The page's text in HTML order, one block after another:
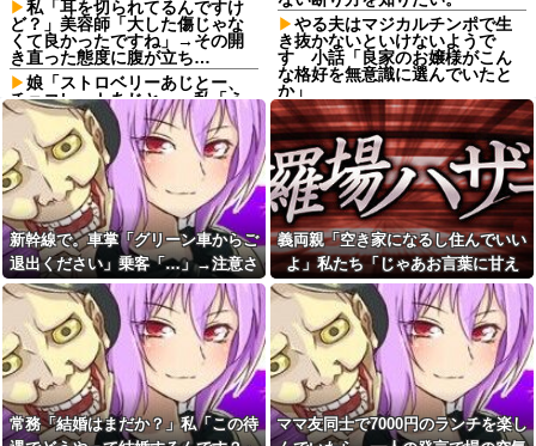
私「耳を切られてるんですけ
ど？」美容師「大した傷じゃな
くて良かったですね」→その開
き直った態度に腹が立ち…
娘「ストロベリーあじとー、
チョコレートあじとー」私「え
っ、それもう一回言って？」→
娘の読み方を聞いて思わず混乱
してしまい…
嫁「こんなところで何してる
の？」俺「いや、その…」→ウ
ワキ相手と一緒のところを見ら
れ、最悪の修羅場になって…
父「もう働けない…」母「私
が頑張るから」→借金で崩れた
家族を支えるため、私も働くこ
とになって…
姉と叔父宅へ避難後、母にな
ぜ私たちに厳しかったのか尋ね
た。すると「本当は世の中は辛
くて厳しいものなんだ」と教え
たかったと言われ…
ワイ手取り15万正社員→副業
でウーバーやってるんやが金が
やる夫はマジカルチンポで生
き抜かないといけないようで
す 小話「良家のお嬢様がこん
な格好を無意識に選んでいたと
か」
【悲報】お弁当屋さん、消費
税が下がっても値段据え置き
【画像】ボスJK、撮られるｗ
ｗｗｗｗｗｗｗｗｗ
夫「会社辞めて実家で仕事探
したい」私「応援するよ」→と
ころが退職届ではなく、まさか
の書類を用意していて…
【悲報】高市早苗に逆らった
財務官僚、異例の左遷ｗｗｗｗ
ｗｗｗｗ他
血を見て失神した俺が「殺人
事件の被害者（遺体）」と勘違
いされ現場が大パニックに！勇
敢なおばちゃんとオジサン達の
団結力と勘違い劇がこちらｗｗ
先に帰宅して先に夕飯を食べ
新幹線で。車掌「グリーン車からご
退出ください」乗客「…」→注意さ
れても動かない乗客を見ていたら、
その直後まさかの展開に…
義両親「空き家になるし住んでいい
よ」私たち「じゃあお言葉に甘え
て…」→引っ越した途端、予想外の
出来事が待っていて…
常務「結婚はまだか？」私「この待
ママ友同士で7000円のランチを楽し